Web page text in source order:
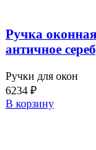
Ручка
античное
Ручки для окон
6234 ₽
В корзину